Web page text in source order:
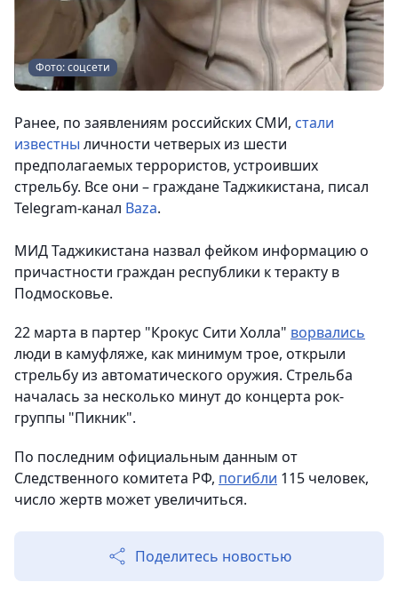
Фото: соцсети
Ранее, по заявлениям российских СМИ, стали
известны личности четверых из шести
предполагаемых террористов, устроивших
стрельбу. Все они – граждане Таджикистана, писал
Telegram-канал Baza.
МИД Таджикистана назвал фейком информацию о
причастности граждан республики к теракту в
Подмосковье.
22 марта в партер "Крокус Сити Холла" ворвались
люди в камуфляже, как минимум трое, открыли
стрельбу из автоматического оружия. Стрельба
началась за несколько минут до концерта рок-
группы "Пикник".
По последним официальным данным от
Следственного комитета РФ, погибли 115 человек,
число жертв может увеличиться.
Поделитесь новостью